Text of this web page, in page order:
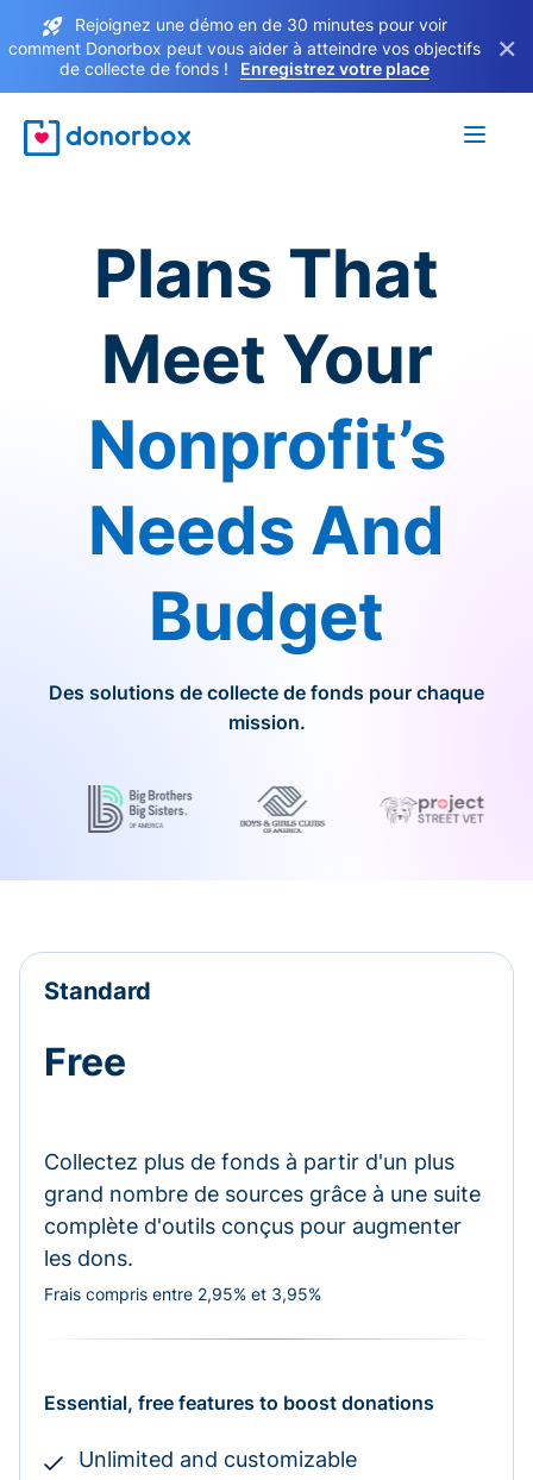
Rejoignez une démo en de 30 minutes pour voir
comment Donorbox peut vous aider à atteindre vos objectifs
de collecte de fonds !
Enregistrez votre place
×
Plans That
Meet Your
Nonprofit’s
Needs And
Budget
Des solutions de collecte de fonds pour chaque
mission.
Standard
Free
Collectez plus de fonds à partir d'un plus
grand nombre de sources grâce à une suite
complète d'outils conçus pour augmenter
les dons.
Frais compris entre 2,95% et 3,95%
Essential, free features to boost donations
Unlimited and customizable